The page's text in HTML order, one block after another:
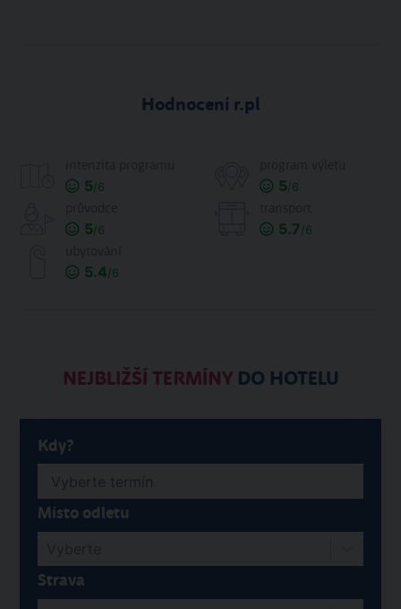
Hodnocení r.pl
5/6 5/6
5/6 5.7/6
5.4/6
NEJBLIŽŠÍ TERMÍNYDO HOTELU
Kdy?
Místo odletu
Strava